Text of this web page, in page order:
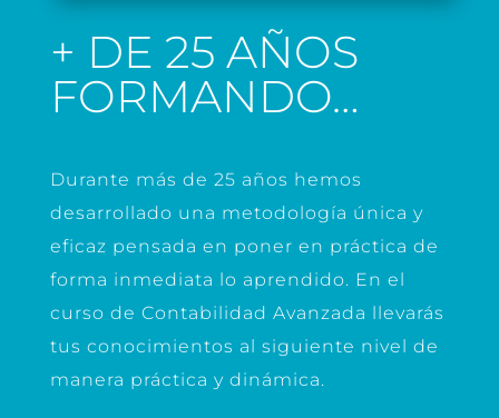
+ DE 25 AÑOS
FORMANDO…
Durante más de 25 años hemos
desarrollado una metodología única y
eficaz pensada en poner en práctica de
forma inmediata lo aprendido. En el
curso de Contabilidad Avanzada llevarás
tus conocimientos al siguiente nivel de
manera práctica y dinámica.